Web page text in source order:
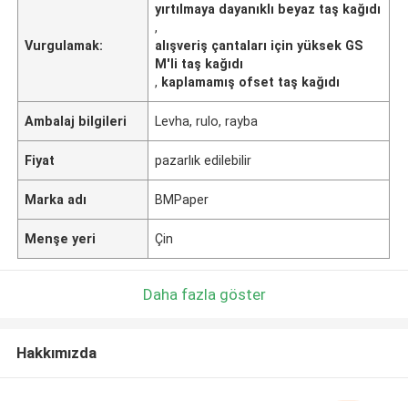
Vurgulamak:
yırtılmaya dayanıklı beyaz taş kağıdı
,
alışveriş çantaları için yüksek GS
M'li taş kağıdı
, kaplamamış ofset taş kağıdı
Ambalaj bilgileri Levha, rulo, rayba
Fiyat pazarlık edilebilir
Marka adı BMPaper
Menşe yeri Çin
Daha fazla göster
Hakkımızda